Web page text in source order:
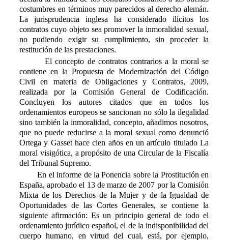
costumbres en términos muy parecidos al derecho alemán.
La jurisprudencia inglesa ha considerado ilícitos los
contratos cuyo objeto sea promover la inmoralidad sexual,
no pudiendo exigir su cumplimiento, sin proceder la
restitución de las prestaciones.
El concepto de contratos contrarios a la moral se
contiene en la Propuesta de Modernización del Código
Civil en materia de Obligaciones y Contratos, 2009,
realizada por la Comisión General deCodificación.
Concluyen los autores citados que en todos los
ordenamientos europeos se sancionan no sólo la ilegalidad
sino también la inmoralidad, concepto, añadimos nosotros,
que no puede reducirse a la moral sexual como denunció
Ortega y Gasset hace cien años en un artículo titulado La
moral visigótica, a propósito de una Circular de la Fiscalía
del Tribunal Supremo.
En el informe de laPonencia sobre la Prostitución en
España, aprobado el 13 de marzo de 2007 por la Comisión
Mixta de los Derechos de la Mujer y de la Igualdad de
Oportunidades de las Cortes Generales, se contiene la
siguiente afirmación: Es un principio general de todo el
ordenamiento jurídico español, el de la indisponibilidad del
cuerpo humano, en virtud del cual, está, por ejemplo,